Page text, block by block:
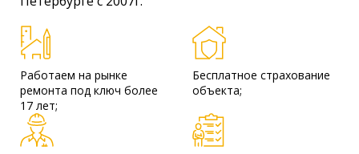
Работаем на рынке
ремонта под ключ более
17 лет;
Бесплатное страхование
объекта;